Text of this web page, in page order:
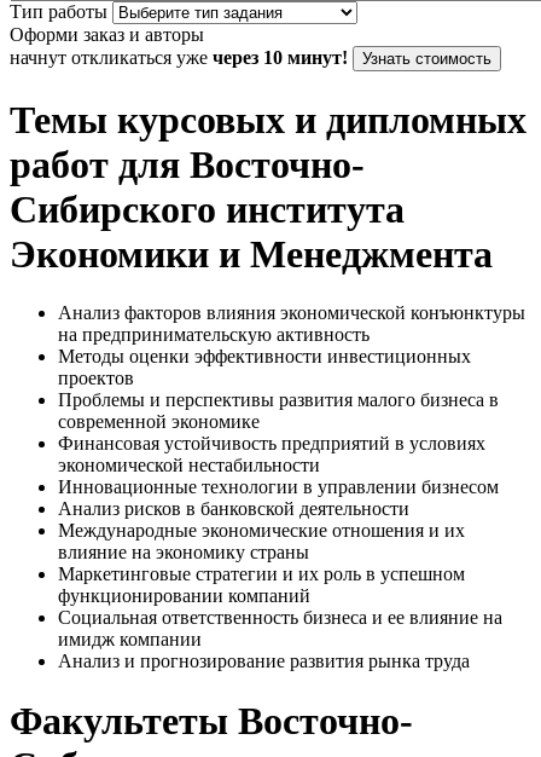
Тип работы
Оформи заказ и авторы
начнут откликаться уже через 10 минут! Узнать стоимость
Темы курсовых и дипломных
работ для Восточно-
Сибирского института
Экономики и Менеджмента
Анализ факторов влияния экономической конъюнктуры
на предпринимательскую активность
Методы оценки эффективности инвестиционных
проектов
Проблемы и перспективы развития малого бизнеса в
современной экономике
Финансовая устойчивость предприятий в условиях
экономической нестабильности
Инновационные технологии в управлении бизнесом
Анализ рисков в банковской деятельности
Международные экономические отношения и их
влияние на экономику страны
Маркетинговые стратегии и их роль в успешном
функционировании компаний
Социальная ответственность бизнеса и ее влияние на
имидж компании
Анализ и прогнозирование развития рынка труда
Факультеты Восточно-